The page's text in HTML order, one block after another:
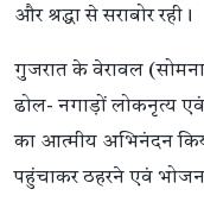
और श्रद्धा से सराबोर रही।
गुजरात के वेरावल
ढोल- नगाड़ों लोकनृत्य
का आत्मीय अभिनंदन
पहुंचाकर ठहरने एवं भोजन